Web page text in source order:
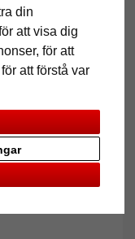
din
att visa dig
för att
att förstå var